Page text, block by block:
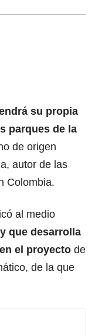
su propia
parques de la
de origen
autor de las
Colombia.
al medio
que desarrolla
el proyecto de
de la que